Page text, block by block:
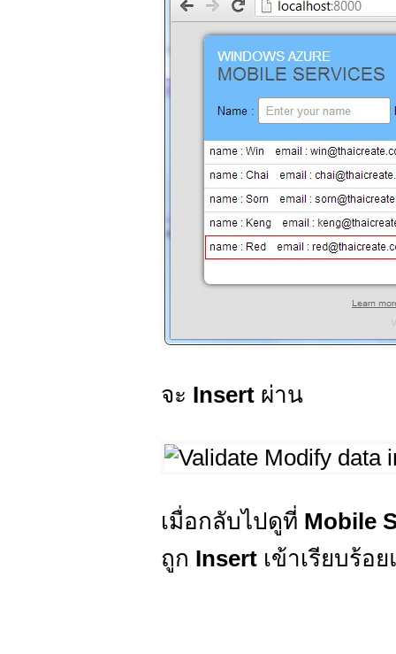
จะ Insert ผ่าน
เมื่อกลับไปดูที่ Mobile
ถูก Insert เข้าเรียบร้อ